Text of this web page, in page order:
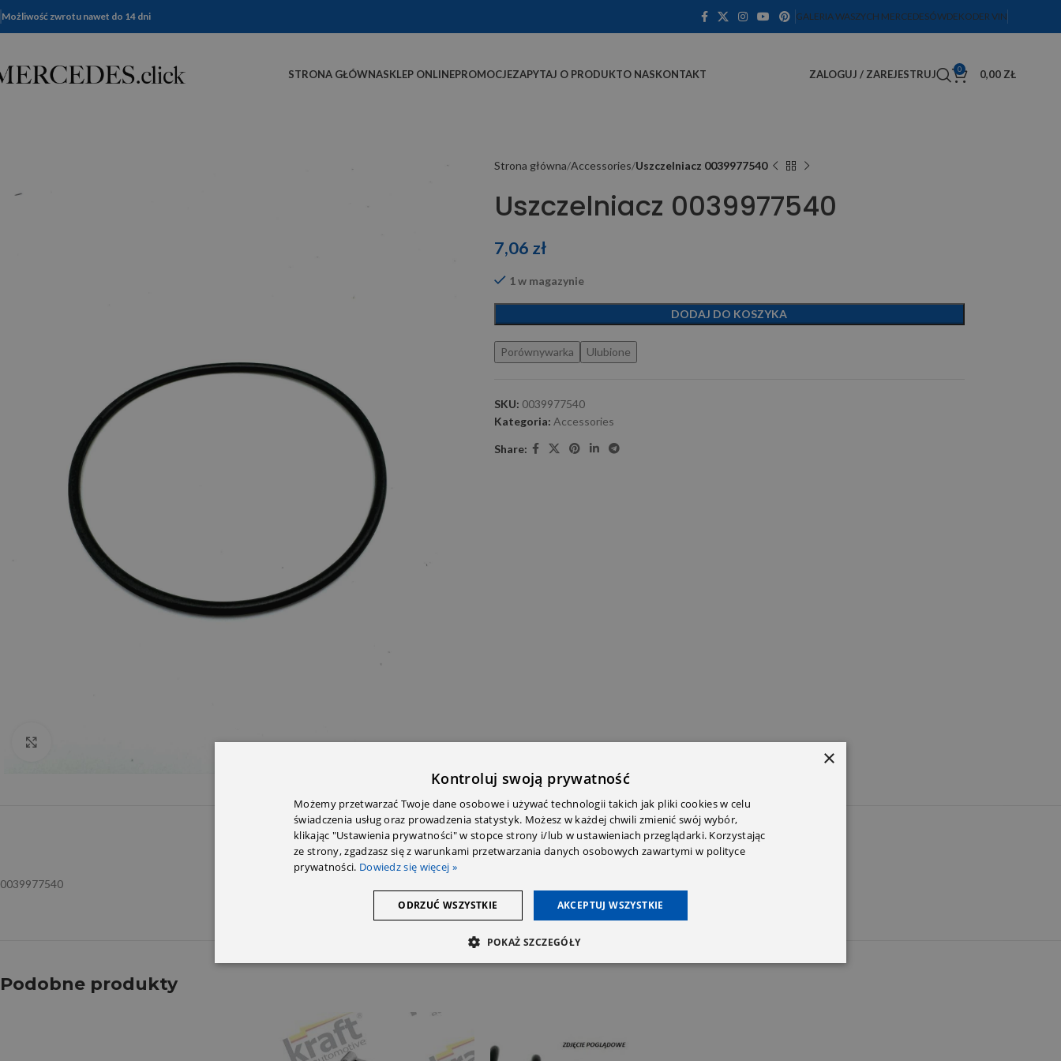
Możliwość zwrotu nawet do 14 dni GALERIA WASZYCH MERCEDESÓWDEKODER VIN
STRONA GŁÓWNASKLEP ONLINEPROMOCJEZAPYTAJ O PRODUKTO NASKONTAKT ZALOGUJ / ZAREJESTRUJ 0 0,00 ZŁ
Strona główna Accessories Uszczelniacz 0039977540
Uszczelniacz 0039977540
7,06 zł
1 w magazynie
DODAJ DO KOSZYKA
Porównywarka Ulubione
SKU: 0039977540
Kategoria: Accessories
Share:
INFORMACJE DODATKOWEOPINIE (0)PRZECZYTAJ PRZED ZAKUPEM
0039977540
Podobne produkty
×
Kontroluj swoją prywatność
Możemy przetwarzać Twoje dane osobowe i używać technologii takich jak pliki cookies w celu
świadczenia usług oraz prowadzenia statystyk. Możesz w każdej chwili zmienić swój wybór,
klikając "Ustawienia prywatności" w stopce strony i/lub w ustawieniach przeglądarki. Korzystając
ze strony, zgadzasz się z warunkami przetwarzania danych osobowych zawartymi w polityce
prywatności. Dowiedz się więcej »
AKCEPTUJ WSZYSTKIE
ODRZUĆ WSZYSTKIE
POKAŻ SZCZEGÓŁY